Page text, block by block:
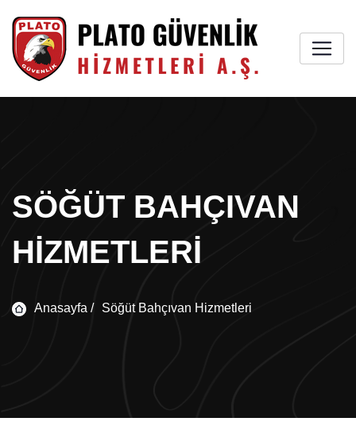
SÖĞÜT BAHÇIVAN
HIZMETLERI
Anasayfa / Söğüt Bahçıvan Hizmetleri